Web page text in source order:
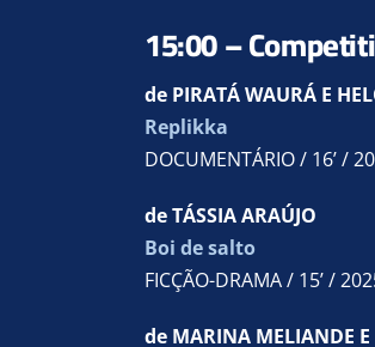
15:00 –
de PIRATÁ WAURÁ E
Replikka
DOCUMENTÁRIO / 16’ /
de TÁSSIA ARAÚJO
Boi de salto
FICÇÃO-DRAMA / 15’ /
de MARINA MELIANDE